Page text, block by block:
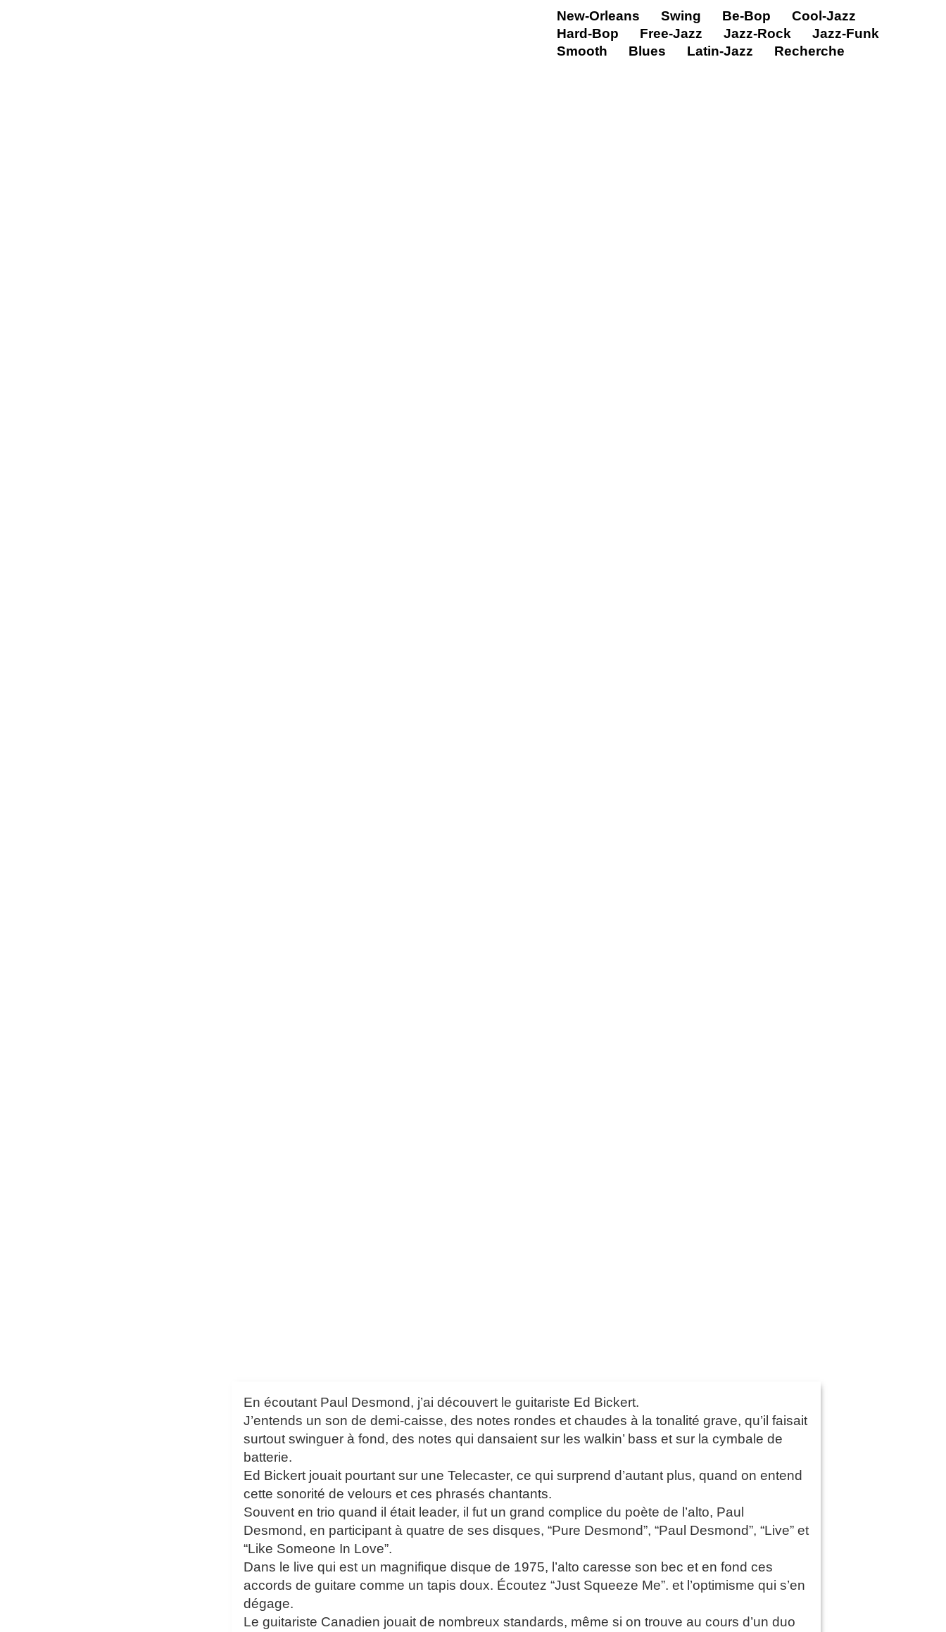
New-Orleans Swing Be-Bop
Cool-Jazz
Hard-Bop
Free-Jazz Jazz-Rock
Jazz-Funk
Smooth
Blues Latin-Jazz Recherche
En écoutant Paul Desmond, j’ai découvert le guitariste Ed Bickert.
J’entends un son de demi-caisse, des notes rondes et chaudes à la tonalité grave, qu’il faisait
surtout swinguer à fond, des notes qui dansaient sur les walkin’ bass et sur la cymbale de
batterie.
Ed Bickert jouait pourtant sur une Telecaster, ce qui surprend d’autant plus, quand on entend
cette sonorité de velours et ces phrasés chantants.
Souvent en trio quand il était leader, il fut un grand complice du poète de l’alto, Paul
Desmond, en participant à quatre de ses disques, “Pure Desmond”, “Paul Desmond”, “Live” et
“Like Someone In Love”.
Dans le live qui est un magnifique disque de 1975, l’alto caresse son bec et en fond ces
accords de guitare comme un tapis doux. Écoutez “Just Squeeze Me”. et l’optimisme qui s’en
dégage.
Le guitariste Canadien jouait de nombreux standards, même si on trouve au cours d’un duo